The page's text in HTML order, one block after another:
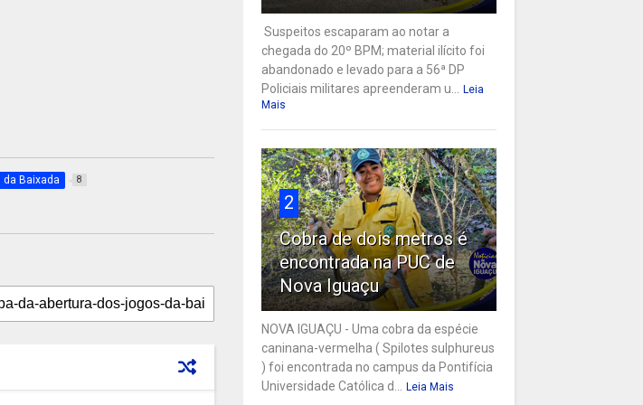
Baixada 8
Suspeitos escaparam ao notar a
chegada do 20º BPM; material ilícito foi
abandonado e levado para a 56ª DP
Policiais militares apreenderam u...
Leia
Mais
2
Cobra de dois metros é
encontrada na PUC de
Nova Iguaçu
NOVA IGUAÇU - Uma cobra da espécie
caninana-vermelha ( Spilotes sulphureus
) foi encontrada no campus da Pontifícia
Universidade Católica d...
Leia Mais